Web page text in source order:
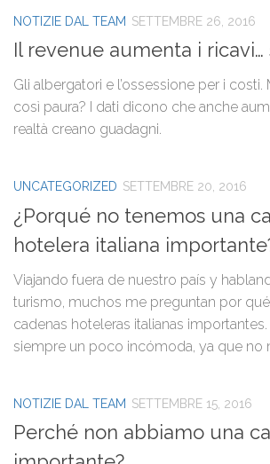
NOTIZIE DAL TEAM SETTEMBRE 26, 2016
Il revenue aumenta i ricavi…
Gli albergatori e l’ossessione per i costi.
così paura? I dati dicono che anche
realtà creano guadagni.
UNCATEGORIZED SETTEMBRE 20, 2016
¿Porqué no tenemos una
hotelera italiana
Viajando fuera de nuestro país y
turismo, muchos me preguntan por
cadenas hoteleras italianas
siempre un poco incómoda, ya que no
NOTIZIE DAL TEAM SETTEMBRE 15, 2016
Perché non abbiamo una